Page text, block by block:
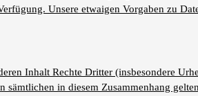
Unsere etwaigen Vorgaben zu
Inhalt Rechte Dritter (insbesondere
sämtlichen in diesem Zusammenhang